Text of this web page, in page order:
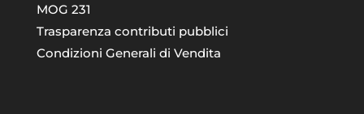
MOG 231
Trasparenza contributi pubblici
Condizioni Generali di Vendita